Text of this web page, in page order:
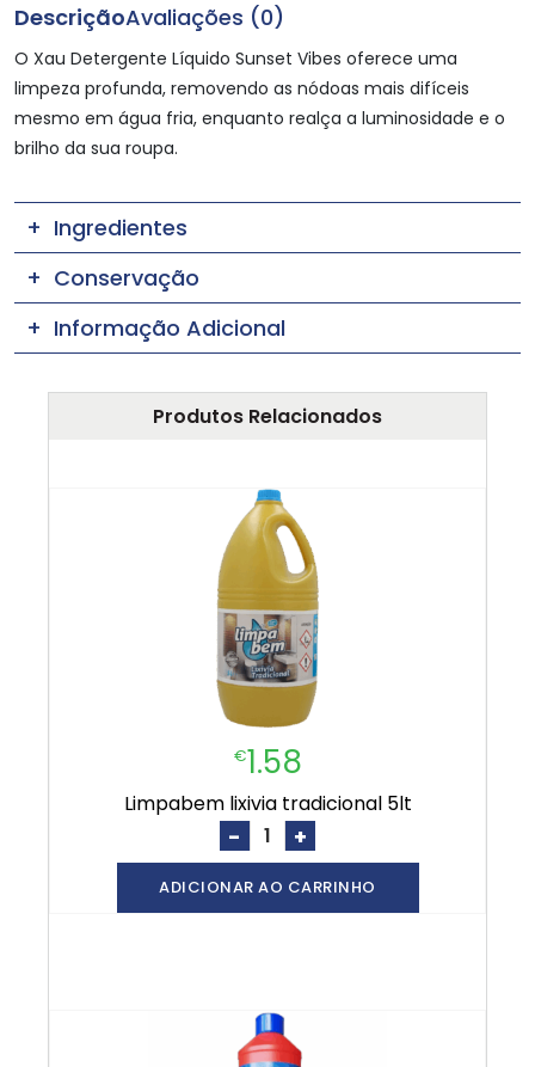
DescriçãoAvaliações (0)
O Xau Detergente Líquido Sunset Vibes oferece uma
limpeza profunda, removendo as nódoas mais difíceis
mesmo em água fria, enquanto realça a luminosidade e o
brilho da sua roupa.
Ingredientes
Conservação
Informação Adicional
Produtos Relacionados
€1.58
limpabem lixivia tradicional 5lt
- +
ADICIONAR AO CARRINHO